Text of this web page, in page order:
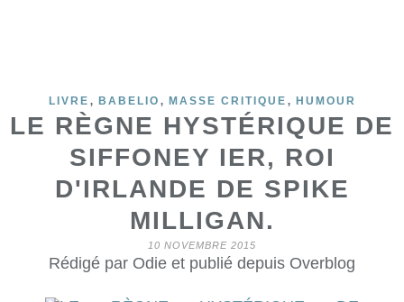
LIVRE , BABELIO , MASSE CRITIQUE , HUMOUR
LE RÈGNE HYSTÉRIQUE DE
SIFFONEY IER, ROI
D'IRLANDE DE SPIKE
MILLIGAN.
10 NOVEMBRE 2015
Rédigé par Odie et publié depuis Overblog